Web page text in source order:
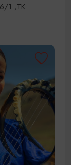
6/1 ,ТК